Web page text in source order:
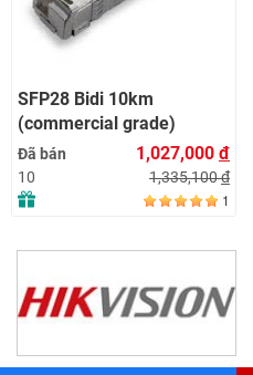
SFP28 Bidi 10km
(commercial grade)
Đã bán
10
1,027,000 đ
1,335,100đ
1